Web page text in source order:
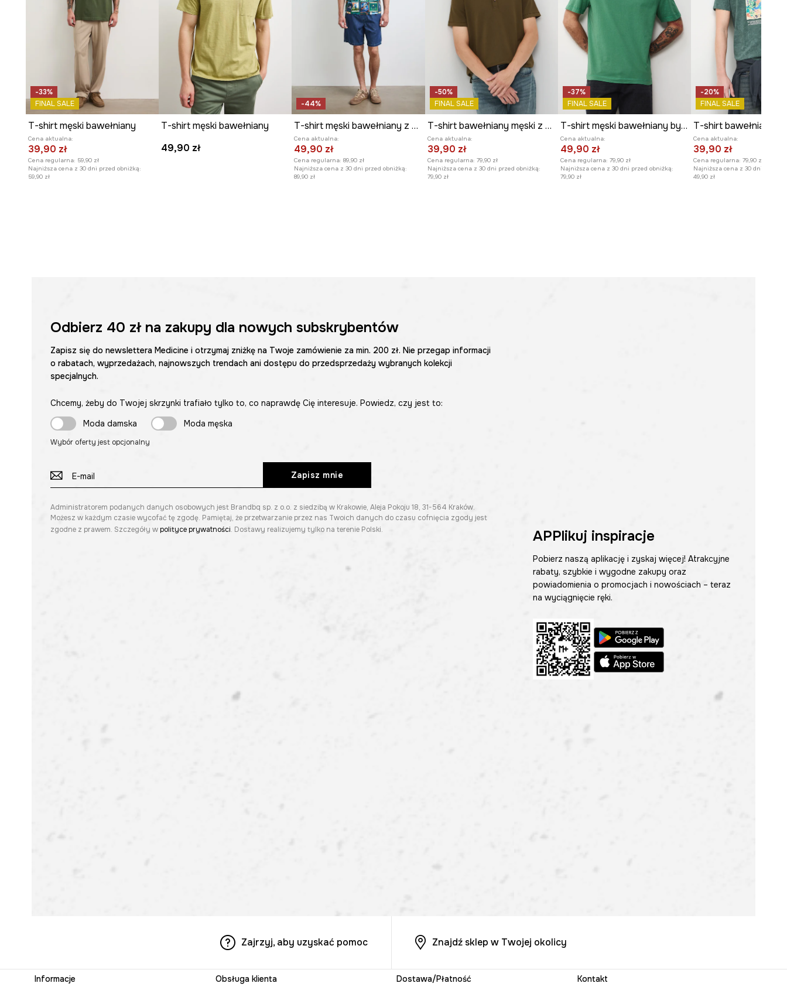
Dyskretna naszywka
stanowi subtelny akcent, personalizujący ten model
T-shirtu.
73 cm
Szerokość pod pachami
57 cm
Wymiary podane dla rozmiaru:
Model na zdjęciu ma 187 cm
wzrostu i ma na sobie rozmiar L.
Zobacz wymiary produktu
-33%
FINAL SALE
T-shirt męski bawełniany
Cena aktualna:
39,90 zł
Cena regularna: 59,90 zł
Najniższa cena z 30 dni przed obniżką:
59,90 zł
T-shirt męski bawełniany
49,90 zł
-44%
T-shirt męski bawełniany z elastanem
Cena aktualna:
49,90 zł
Cena regularna: 89,90 zł
Najniższa cena z 30 dni przed obniżką:
89,90 zł
-50%
FINAL SALE
T-shirt bawełniany męski z elastanem z dzianiny strukturalnej
Cena aktualna:
39,90 zł
Cena regularna: 79,90 zł
Najniższa cena z 30 dni przed obniżką:
79,90 zł
-37%
FINAL SALE
T-shirt męski bawełniany by Jagoda Pecela, Grafika Polska
Cena aktualna:
49,90 zł
Cena regularna: 79,90 zł
Najniższa cena z 30 dni przed obniżką:
79,90 zł
-20%
FINAL SALE
Cena aktualna:
39,90 zł
Cena regularna: 79,90 zł
Najniższa cena z 30 dni przed
49,90 zł
Odbierz 40 złna zakupy dla nowych subskrybentów
Zapisz się do newslettera Medicine i otrzymaj zniżkę na Twoje zamówienie za min. 200 zł. Nie przegap informacji
o rabatach, wyprzedażach, najnowszych trendach ani dostępu do przedsprzedaży wybranych kolekcji
specjalnych.
Chcemy, żeby do Twojej skrzynki trafiało tylko to, co naprawdę Cię interesuje. Powiedz, czy jest to:
Moda damska
Moda męska
Wybór oferty jest opcjonalny
Zapisz mnie
Administratorem podanych danych osobowych jest Brandbq sp. z o.o. z siedzibą w Krakowie, Aleja Pokoju 18, 31-564 Kraków.
Możesz w każdym czasie wycofać tę zgodę. Pamiętaj, że przetwarzanie przez nas Twoich danych do czasu cofnięcia zgody jest
zgodne z prawem. Szczegóły w polityce prywatności. Dostawy realizujemy tylko na terenie Polski. APPlikuj inspiracje
Pobierz naszą aplikację i zyskaj więcej! Atrakcyjne
rabaty, szybkie i wygodne zakupy oraz
powiadomienia o promocjach i nowościach – teraz
na wyciągnięcie ręki.
Zajrzyj, aby uzyskać pomoc Znajdź sklep w Twojej okolicy
Informacje Obsługa klienta Dostawa/Płatność Kontakt